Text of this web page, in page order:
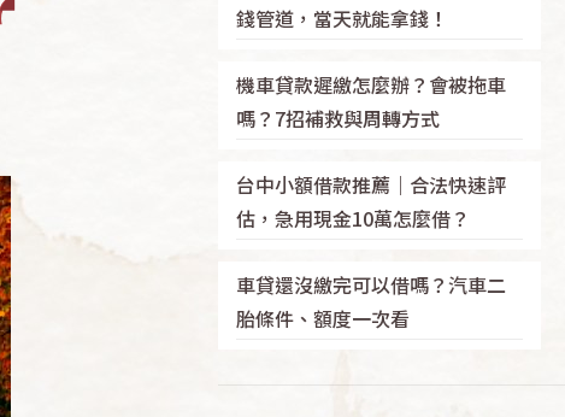
錢管道，當天就能拿錢！
機車貸款遲繳怎麼辦？會被拖車
嗎？7招補救與周轉方式
台中小額借款推薦｜合法快速評
估，急用現金10萬怎麼借？
車貸還沒繳完可以借嗎？汽車二
胎條件、額度一次看